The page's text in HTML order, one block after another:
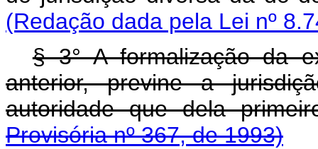
(Redação dada pela Lei nº
§ 3° A formalização da
anterior, previne a
autoridade que dela
Provisória nº 367, de 1993)